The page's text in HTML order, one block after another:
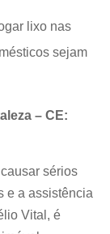
lixo nas
sejam
– CE:
sérios
e a assistência
Vital, é